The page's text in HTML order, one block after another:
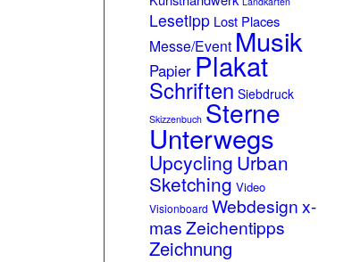
Lesetipp Lost Places
Messe/Event Musik
Papier Plakat
Schriften Siebdruck
Skizzenbuch Sterne
Unterwegs
Upcycling Urban
Sketching Video
Visionboard Webdesignx-
masZeichentipps
Zeichnung